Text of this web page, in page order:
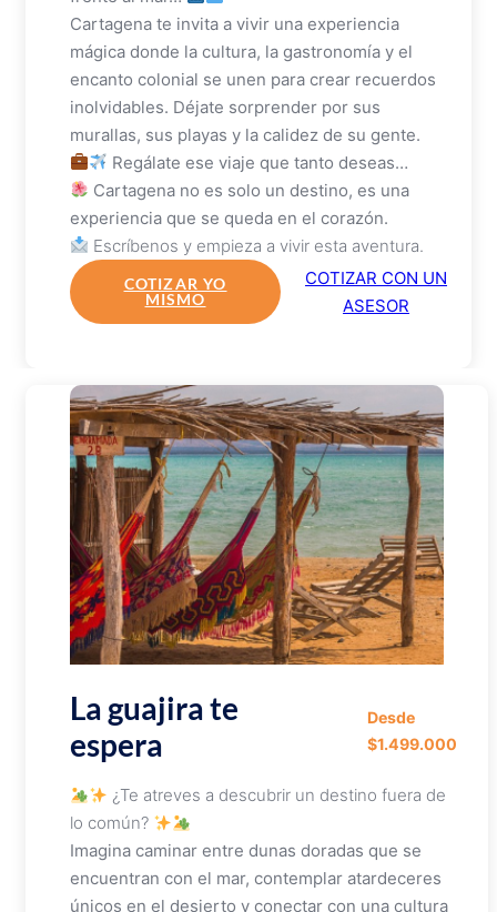
Cartagena te invita a vivir una experiencia
mágica donde la cultura, la gastronomía y el
encanto colonial se unen para crear recuerdos
inolvidables. Déjate sorprender por sus
murallas, sus playas y la calidez de su gente.
Regálate ese viaje que tanto deseas…
Cartagena no es solo un destino, es una
experiencia que se queda en el corazón.
Escríbenos y empieza a vivir esta aventura.
COTIZAR YO
MISMO
COTIZAR CON UN
ASESOR
La guajira te
espera
Desde
$1.499.000
¿Te atreves a descubrir un destino fuera de
lo común?
Imagina caminar entre dunas doradas que se
encuentran con el mar, contemplar atardeceres
únicos en el desierto y conectar con una cultura